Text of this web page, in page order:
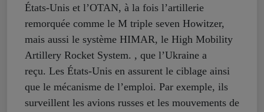
États-Unis et l’OTAN, à la fois l’artillerie
remorquée comme le M triple seven Howitzer,
mais aussi le système HIMAR, le High Mobility
Artillery Rocket System. , que l’Ukraine a
reçu. Les États-Unis en assurent le ciblage ainsi
que le mécanisme de l’emploi. Par exemple, ils
surveillent les avions russes et les mouvements de